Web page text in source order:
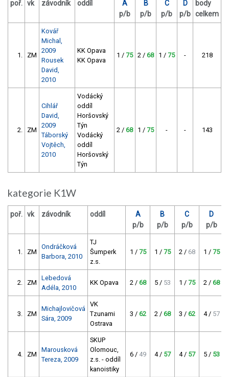
poř. vk závodník oddíl
A
p/b
B
p/b
C
p/b
D
p/b
body
celkem
1. ZM
Kovář
Michal,
2009
Rousek
David,
2010
KK Opava
KK Opava
1 / 75 2 / 68 1 / 75 - 218
2. ZM
Cihlář
David,
2009
Táborský
Vojtěch,
2010
Vodácký
oddíl
Horšovský
Týn
Vodácký
oddíl
Horšovský
Týn
2 / 68 1 / 75 - - 143
kategorie K1W
poř. vk závodník oddíl
A
p/b
B
p/b
C
p/b
D
p/b
1. ZM
Ondráčková
Barbora, 2010
TJ
Šumperk
z.s.
1 / 75 1 / 75 2 / 68 1 / 75
2. ZM
Lebedová
Adéla, 2010
KK Opava 2 / 68 5 / 53 1 / 75 2 / 68
3. ZM
Michajlovičová
Sára, 2009
VK
Tzunami
Ostrava
3 / 62 2 / 68 3 / 62 4 / 57
4. ZM
Marousková
Tereza, 2009
SKUP
Olomouc,
z.s. - oddíl
kanoistiky
6 / 49 4 / 57 4 / 57 5 / 53